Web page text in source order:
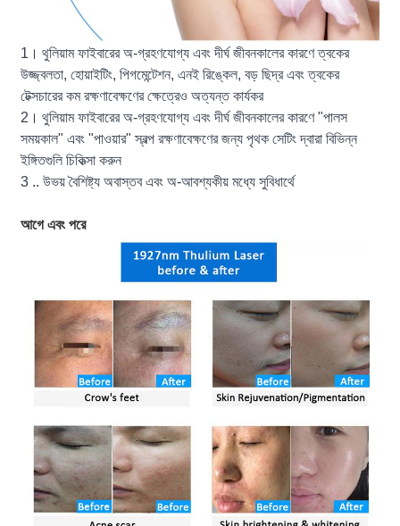
1। থুলিয়াম ফাইবারের অ-গ্রহণযোগ্য এবং দীর্ঘ জীবনকালের কারণে ত্বকের
উজ্জ্বলতা, হোয়াইটিং, পিগমেন্টেশন, এনই রিঙ্কেল, বড় ছিদ্র এবং ত্বকের
টেক্সচারের কম রক্ষণাবেক্ষণের ক্ষেত্রেও অত্যন্ত কার্যকর
2। থুলিয়াম ফাইবারের অ-গ্রহণযোগ্য এবং দীর্ঘ জীবনকালের কারণে "পালস
সময়কাল" এবং "পাওয়ার" স্বল্প রক্ষণাবেক্ষণের জন্য পৃথক সেটিং দ্বারা বিভিন্ন
ইঙ্গিতগুলি চিকিত্সা করুন
3 .. উভয় বৈশিষ্ট্য অবাস্তব এবং অ-আবশ্যকীয় মধ্যে সুবিধার্থে
আগে এবং পরে